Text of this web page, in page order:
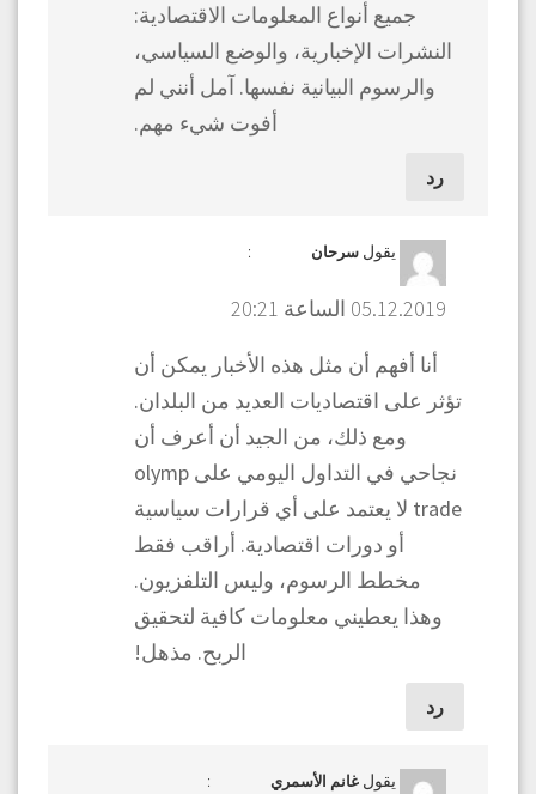
جميع أنواع المعلومات الاقتصادية:
النشرات الإخبارية، والوضع السياسي،
والرسوم البيانية نفسها. آمل أنني لم
أفوت شيء مهم.
رد
يقول سرحان :
05.12.2019 الساعة 20:21
أنا أفهم أن مثل هذه الأخبار يمكن أن
تؤثر على اقتصاديات العديد من البلدان.
ومع ذلك، من الجيد أن أعرف أن
نجاحي في التداول اليومي على olymp
trade لا يعتمد على أي قرارات سياسية
أو دورات اقتصادية. أراقب فقط
مخطط الرسوم، وليس التلفزيون.
وهذا يعطيني معلومات كافية لتحقيق
الربح. مذهل!
رد
يقول غانم الأسمري :